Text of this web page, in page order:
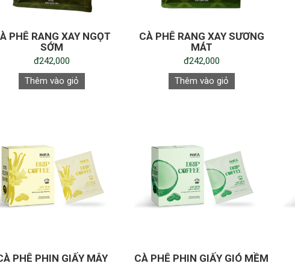
PHÊ RANG XAY NGỌT
SỚM
đ242,000
Thêm vào giỏ
CÀ PHÊ RANG XAY SƯƠNG
MÁT
đ242,000
Thêm vào giỏ
PHÊ PHIN GIẤY MÂY CÀ PHÊ PHIN GIẤY GIÓ MỀM